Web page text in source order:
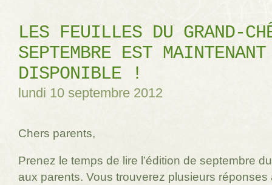
LES FEUILLES DU GRAND-
SEPTEMBRE EST MAINTENANT
DISPONIBLE !
lundi 10 septembre 2012
Chers parents,
Prenez le temps de lire l’édition de septembre
aux parents. Vous trouverez plusieurs réponses